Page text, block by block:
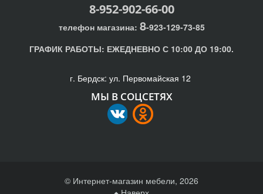
8-952-902-66-00
телефон магазина: 8-923-129-73-85
ГРАФИК РАБОТЫ: ЕЖЕДНЕВНО С 10:00 ДО 19:00.
г. Бердск: ул. Первомайская 12
МЫ В СОЦСЕТЯХ
© Интернет-магазин мебели, 2026